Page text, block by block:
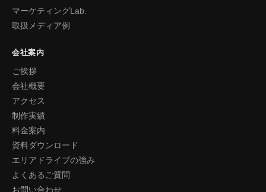
マーケティングLab.
取扱メディア例
会社案内
ご挨拶
会社概要
アクセス
制作実績
料金案内
資料ダウンロード
エリアドライブの強み
よくあるご質問
お問い合わせ